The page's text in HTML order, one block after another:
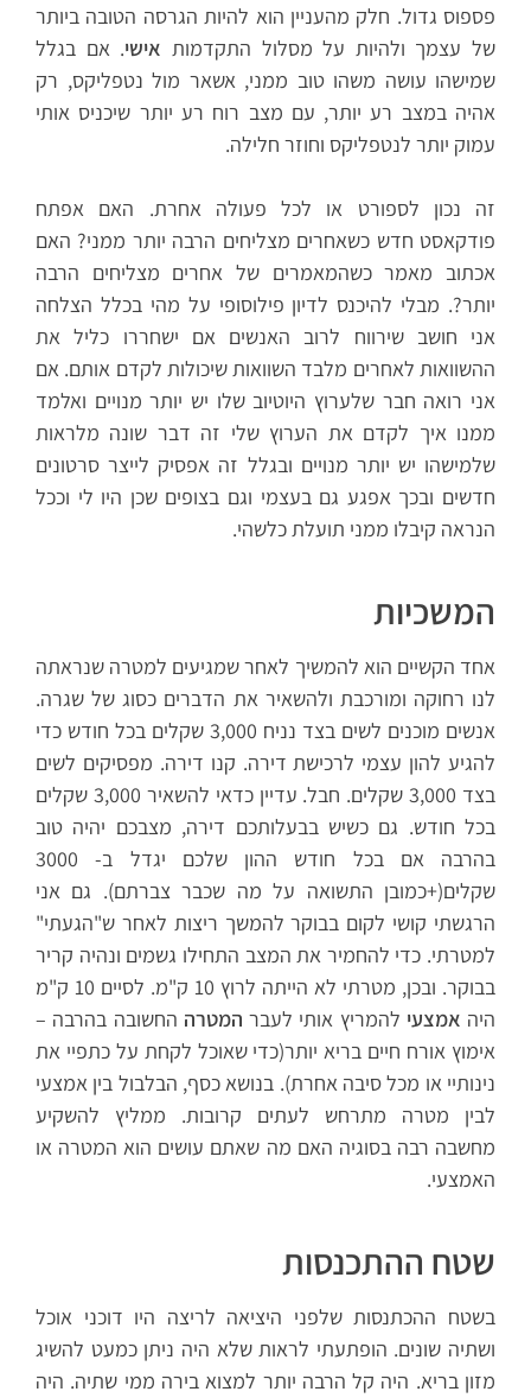
פספוס גדול. חלק מהעניין הוא להיות הגרסה הטובה ביותר
של עצמך ולהיות על מסלול התקדמות אישי. אם בגלל
שמישהו עושה משהו טוב ממני, אשאר מול נטפליקס, רק
אהיה במצב רע יותר, עם מצב רוח רע יותר שיכניס אותי
עמוק יותר לנטפליקס וחוזר חלילה.
זה נכון לספורט או לכל פעולה אחרת. האם אפתח
פודקאסט חדש כשאחרים מצליחים הרבה יותר ממני? האם
אכתוב מאמר כשהמאמרים של אחרים מצליחים הרבה
יותר?. מבלי להיכנס לדיון פילוסופי על מהי בכלל הצלחה
אני חושב שירווח לרוב האנשים אם ישחררו כליל את
ההשוואות לאחרים מלבד השוואות שיכולות לקדם אותם. אם
אני רואה חבר שלערוץ היוטיוב שלו יש יותר מנויים ואלמד
ממנו איך לקדם את הערוץ שלי זה דבר שונה מלראות
שלמישהו יש יותר מנויים ובגלל זה אפסיק לייצר סרטונים
חדשים ובכך אפגע גם בעצמי וגם בצופים שכן היו לי וככל
הנראה קיבלו ממני תועלת כלשהי.
המשכיות
אחד הקשיים הוא להמשיך לאחר שמגיעים למטרה שנראתה
לנו רחוקה ומורכבת ולהשאיר את הדברים כסוג של שגרה.
אנשים מוכנים לשים בצד נניח 3,000 שקלים בכל חודש כדי
להגיע להון עצמי לרכישת דירה. קנו דירה. מפסיקים לשים
בצד 3,000 שקלים. חבל. עדיין כדאי להשאיר 3,000 שקלים
בכל חודש. גם כשיש בבעלותכם דירה, מצבכם יהיה טוב
בהרבה אם בכל חודש ההון שלכם יגדל ב- 3000
שקלים(+כמובן התשואה על מה שכבר צברתם). גם אני
הרגשתי קושי לקום בבוקר להמשך ריצות לאחר ש"הגעתי"
למטרתי. כדי להחמיר את המצב התחילו גשמים ונהיה קריר
בבוקר. ובכן, מטרתי לא הייתה לרוץ 10 ק"מ. לסיים 10 ק"מ
היה אמצעי להמריץ אותי לעבר המטרה החשובה בהרבה –
אימוץ אורח חיים בריא יותר(כדי שאוכל לקחת על כתפיי את
נינותיי או מכל סיבה אחרת). בנושא כסף, הבלבול בין אמצעי
לבין מטרה מתרחש לעתים קרובות. ממליץ להשקיע
מחשבה רבה בסוגיה האם מה שאתם עושים הוא המטרה או
האמצעי.
שטח ההתכנסות
בשטח ההכתנסות שלפני היציאה לריצה היו דוכני אוכל
ושתיה שונים. הופתעתי לראות שלא היה ניתן כמעט להשיג
מזון בריא. היה קל הרבה יותר למצוא בירה ממי שתיה. היה